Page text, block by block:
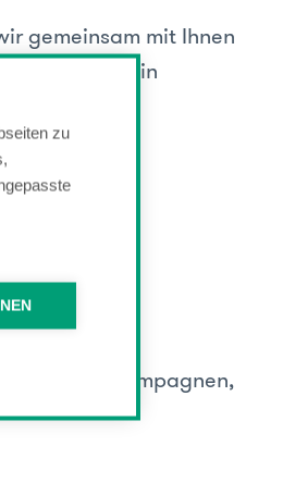
zu
gemeinsam mit Ihnen
ein
Kampagnen,